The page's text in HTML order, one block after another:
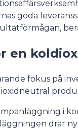
goda
en
fokus på
i
drar